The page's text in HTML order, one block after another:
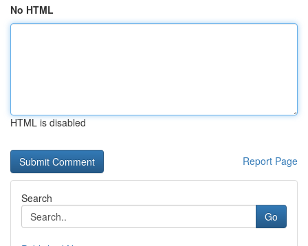
No HTML
HTML is disabled
Report Page
Search
Go